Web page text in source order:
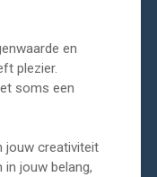
en
plezier.
soms een
jouw creativiteit
in jouw belang,